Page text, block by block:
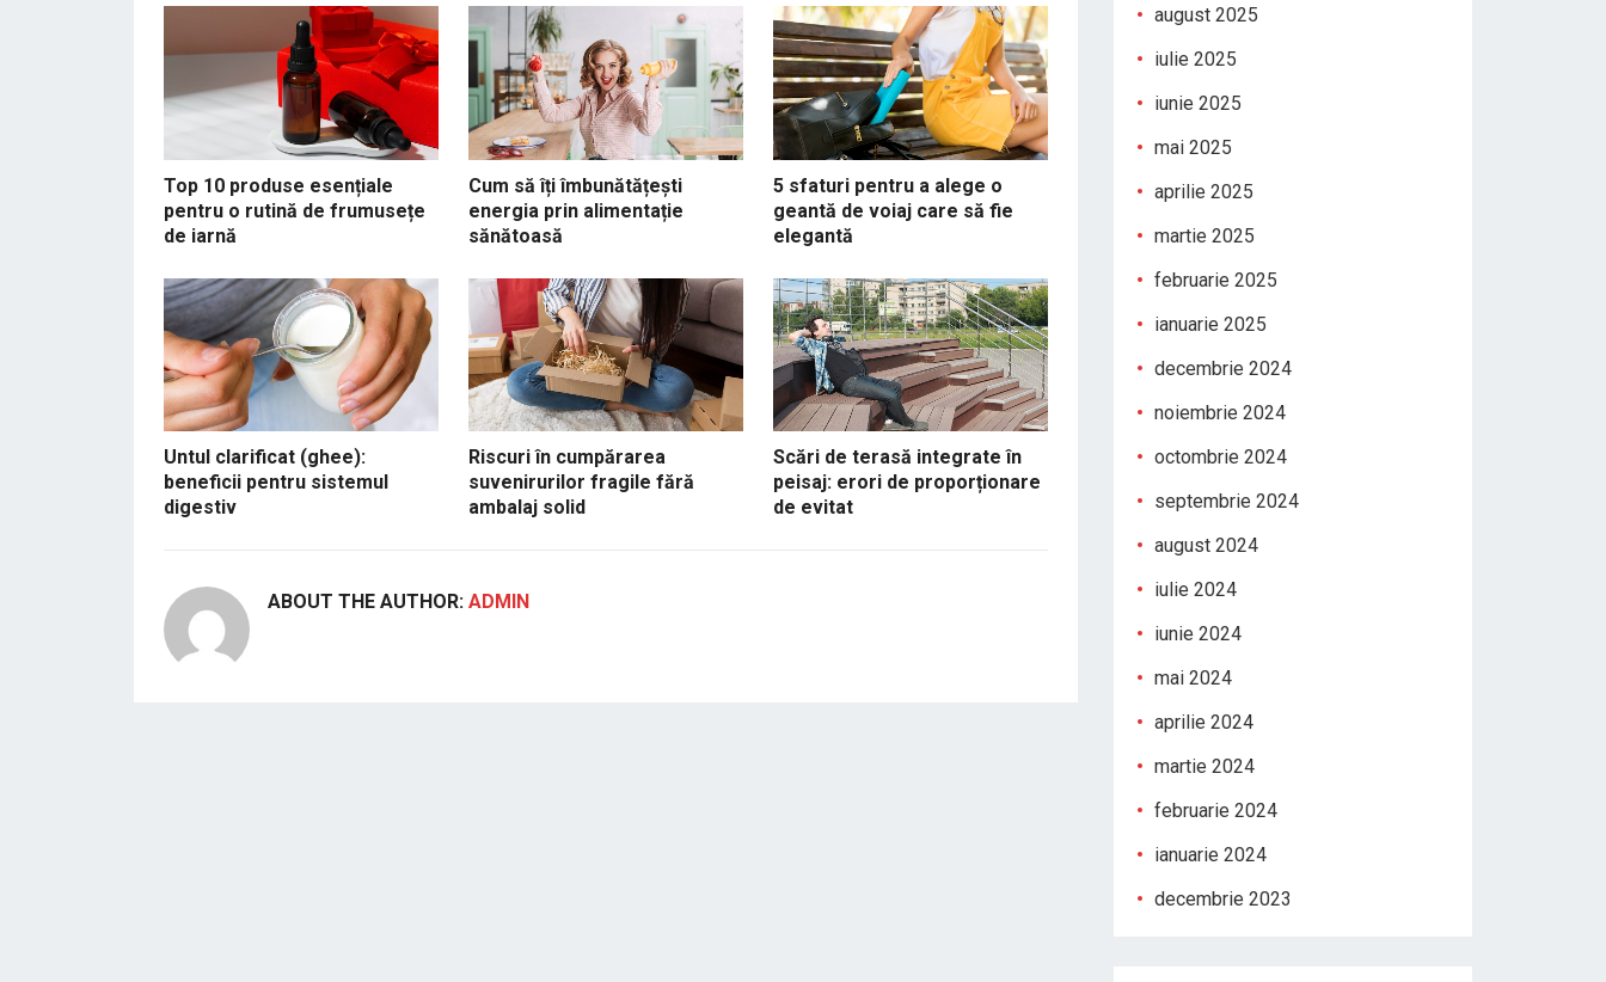
Top 10 produse esențiale
pentru o rutină de frumusețe
de iarnă
Cum să îți îmbunătățești
energia prin alimentație
sănătoasă
5 sfaturi pentru a alege o
geantă de voiaj care să fie
elegantă
Untul clarificat (ghee):
beneficii pentru sistemul
digestiv
Riscuri în cumpărarea
suvenirurilor fragile fără
ambalaj solid
Scări de terasă integrate în
peisaj: erori de proporționare
de evitat
ABOUT THE AUTHOR: ADMIN
august 2025
iulie 2025
iunie 2025
mai 2025
aprilie 2025
martie 2025
februarie 2025
ianuarie 2025
decembrie 2024
noiembrie 2024
octombrie 2024
septembrie 2024
august 2024
iulie 2024
iunie 2024
mai 2024
aprilie 2024
martie 2024
februarie 2024
ianuarie 2024
decembrie 2023